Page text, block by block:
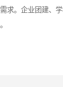
求。企业团建、